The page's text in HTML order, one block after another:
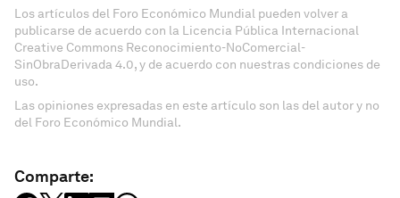
Los artículos del Foro Económico Mundial pueden volver a
publicarse de acuerdo con la Licencia Pública Internacional
Creative Commons Reconocimiento-NoComercial-
SinObraDerivada 4.0, y de acuerdo con nuestras condiciones de
uso.
Las opiniones expresadas en este artículo son las del autor y no
del Foro Económico Mundial.
Comparte: